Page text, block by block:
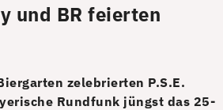
und BR feierten
zelebrierten P.S.E.
Rundfunk jüngst das 25-